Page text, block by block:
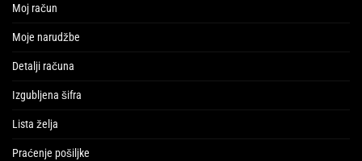
Moj račun
Moje narudžbe
Detalji računa
Izgubljena šifra
Lista želja
Praćenje pošiljke